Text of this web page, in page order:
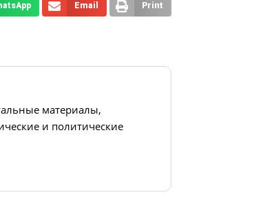
Email Print
материалы,
и политические